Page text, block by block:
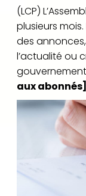
(LCP)
plusieurs
des
l’actualité ou
aux abonnés]